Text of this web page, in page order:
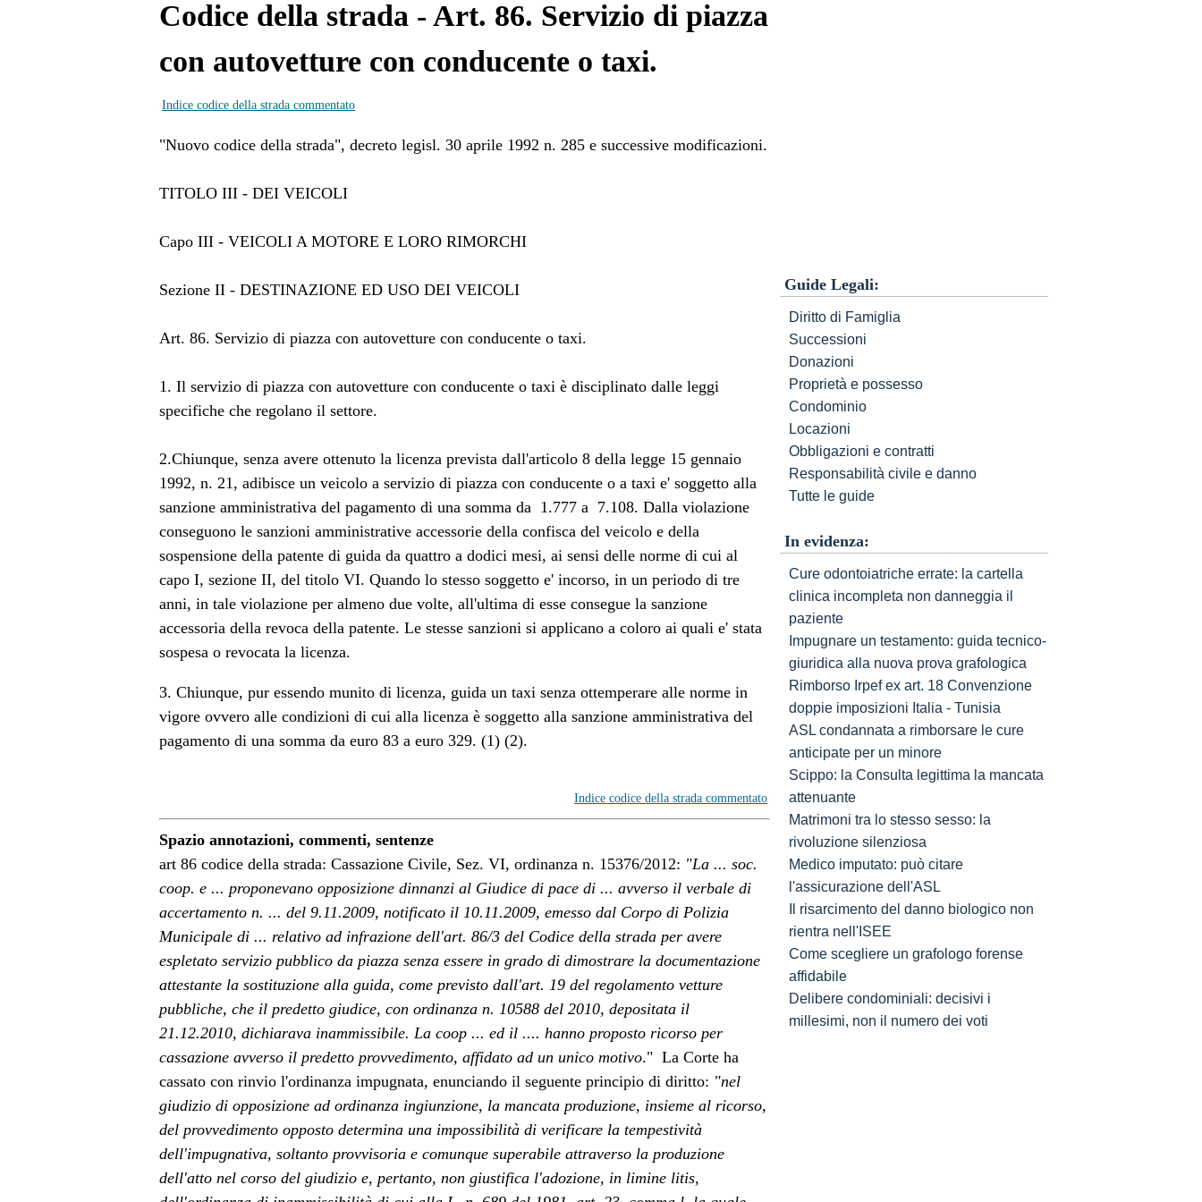
Codice della strada - Art. 86. Servizio di piazza
con autovetture con conducente o taxi.
Indice codice della strada commentato
"Nuovo codice della strada", decreto legisl. 30 aprile 1992 n. 285 e successive modificazioni.
TITOLO III - DEI VEICOLI
Capo III - VEICOLI A MOTORE E LORO RIMORCHI
Sezione II - DESTINAZIONE ED USO DEI VEICOLI
Art. 86. Servizio di piazza con autovetture con conducente o taxi.
1. Il servizio di piazza con autovetture con conducente o taxi è disciplinato dalle leggi
specifiche che regolano il settore.
2.Chiunque, senza avere ottenuto la licenza prevista dall'articolo 8 della legge 15 gennaio
1992, n. 21, adibisce un veicolo a servizio di piazza con conducente o a taxi e' soggetto alla
sanzione amministrativa del pagamento di una somma da  1.777 a  7.108. Dalla violazione
conseguono le sanzioni amministrative accessorie della confisca del veicolo e della
sospensione della patente di guida da quattro a dodici mesi, ai sensi delle norme di cui al
capo I, sezione II, del titolo VI. Quando lo stesso soggetto e' incorso, in un periodo di tre
anni, in tale violazione per almeno due volte, all'ultima di esse consegue la sanzione
accessoria della revoca della patente. Le stesse sanzioni si applicano a coloro ai quali e' stata
sospesa o revocata la licenza.
3. Chiunque, pur essendo munito di licenza, guida un taxi senza ottemperare alle norme in
vigore ovvero alle condizioni di cui alla licenza è soggetto alla sanzione amministrativa del
pagamento di una somma da euro 83 a euro 329. (1) (2).
Indice codice della strada commentato
Spazio annotazioni, commenti, sentenze
art 86 codice della strada: Cassazione Civile, Sez. VI, ordinanza n. 15376/2012: "La ... soc.
coop. e ... proponevano opposizione dinnanzi al Giudice di pace di ... avverso il verbale di
accertamento n. ... del 9.11.2009, notificato il 10.11.2009, emesso dal Corpo di Polizia
Municipale di ... relativo ad infrazione dell'art. 86/3 del Codice della strada per avere
espletato servizio pubblico da piazza senza essere in grado di dimostrare la documentazione
attestante la sostituzione alla guida, come previsto dall'art. 19 del regolamento vetture
pubbliche, che il predetto giudice, con ordinanza n. 10588 del 2010, depositata il
21.12.2010, dichiarava inammissibile. La coop ... ed il .... hanno proposto ricorso per
cassazione avverso il predetto provvedimento, affidato ad un unico motivo." La Corte ha
cassato con rinvio l'ordinanza impugnata, enunciando il seguente principio di diritto: "nel
giudizio di opposizione ad ordinanza ingiunzione, la mancata produzione, insieme al ricorso,
del provvedimento opposto determina una impossibilità di verificare la tempestività
dell'impugnativa, soltanto provvisoria e comunque superabile attraverso la produzione
dell'atto nel corso del giudizio e, pertanto, non giustifica l'adozione, in limine litis,
Guide Legali:
Diritto di Famiglia
Successioni
Donazioni
Proprietà e possesso
Condominio
Locazioni
Obbligazioni e contratti
Responsabilità civile e danno
Tutte le guide
In evidenza:
Cure odontoiatriche errate: la cartella
clinica incompleta non danneggia il
paziente
Impugnare un testamento: guida tecnico-
giuridica alla nuova prova grafologica
Rimborso Irpef ex art. 18 Convenzione
doppie imposizioni Italia - Tunisia
ASL condannata a rimborsare le cure
anticipate per un minore
Scippo: la Consulta legittima la mancata
attenuante
Matrimoni tra lo stesso sesso: la
rivoluzione silenziosa
Medico imputato: può citare
l'assicurazione dell'ASL
Il risarcimento del danno biologico non
rientra nell'ISEE
Come scegliere un grafologo forense
affidabile
Delibere condominiali: decisivi i
millesimi, non il numero dei voti